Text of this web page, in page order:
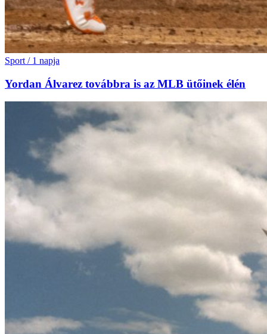
Sport / 1 napja
Yordan Álvarez továbbra is az MLB ütőinek élén